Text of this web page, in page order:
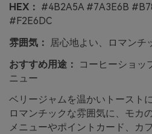
HEX： #4B2A5A #7A3E6B
#F2E6DC
雰囲気：
居心地よい、ロマンチ
おすすめ用途：
コーヒーショッ
ニュー
ベリージャムを温かいトースト
ロマンチックな雰囲気に、モカ
メニューやポイントカード、カ